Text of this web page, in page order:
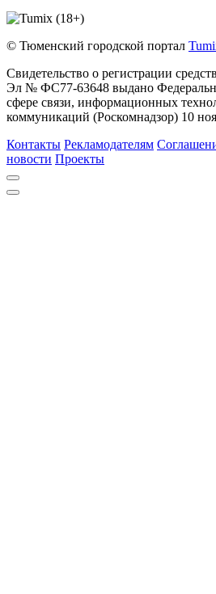
© Тюменский городской портал
Свидетельство о регистрации
Эл № ФС77-63648 выдано
сфере связи, информационных
коммуникаций (Роскомнадзор) 10
Контакты Рекламодателям
новости Проекты